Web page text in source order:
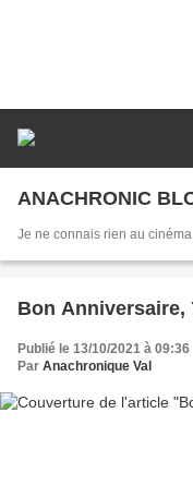
ANACHRONIC
Je ne connais rien au
Bon Anniversaire,
Publié le 13/10/2021 à 09:36
Par Anachronique Val